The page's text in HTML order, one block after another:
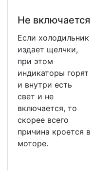
Не включается
Если холодильник
издает щелчки,
при этом
индикаторы горят
и внутри есть
свет и не
включается, то
скорее всего
причина кроется в
моторе.